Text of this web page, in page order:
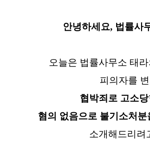
안녕하세요, 법률사
오늘은 법률사무소 태
피의자를
협박죄로 고소
혐의 없음으로 불기소처
소개해드리려